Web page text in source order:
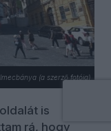
(a szerző fotója)
is
rá, hogy